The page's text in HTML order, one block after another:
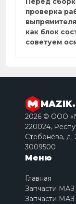
проверка
как блок
советуем
2026 © ООО
220024,
Стебенёва, д.
3009500
Меню
Главная
Запчасти
Запчасти МАЗ